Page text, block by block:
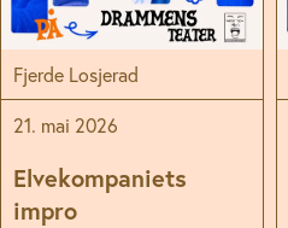
Fjerde Losjerad
21. mai 2026
Elvekompaniets
impro